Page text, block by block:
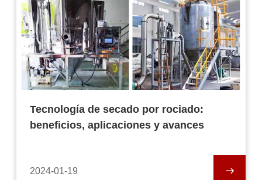
Tecnología de secado por rociado:
beneficios, aplicaciones y avances
2024-01-19